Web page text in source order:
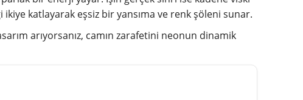
katlayarak eşsiz bir yansıma ve renk şöleni sunar.
arıyorsanız, camın zarafetini neonun dinamik